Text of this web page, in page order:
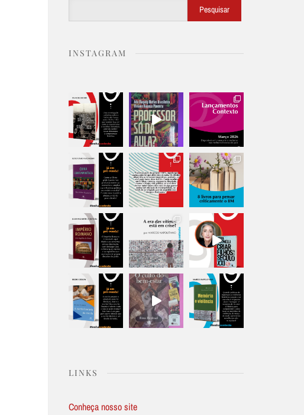
Pesquisar
INSTAGRAM
LINKS
Conheça nosso site